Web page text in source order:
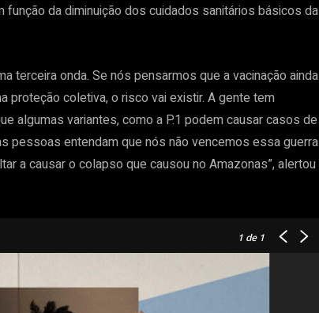
da diminuição dos cuidados sanitários básicos da
terceira onda. Se nós pensarmos que a vacinação ainda
proteção coletiva, o risco vai existir. A gente tem
algumas variantes, como a P.1 podem causar casos de
pessoas entendam que nós não vencemos essa guerra
a causar o colapso que causou no Amazonas”, alertou
1 de 1